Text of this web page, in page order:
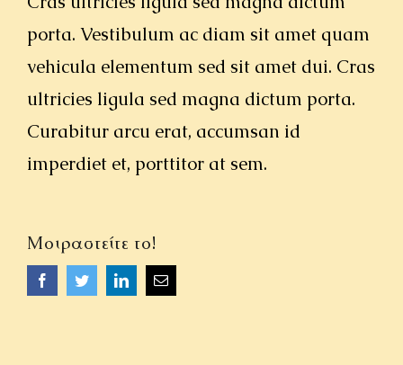
ΟΜΙΛΙΕΣ
ΙΕΡΑΠΟΣΤΟΛΗ
ΕΠΙΚΟΙΝΩΝΙΑ
porta. Vestibulum ac diam sit amet quam
vehicula elementum sed sit amet dui. Cras
ultricies ligula sed magna dictum porta.
Curabitur arcu erat, accumsan id
imperdiet et, porttitor at sem.
Μοιραστείτε το!
FacebookTwitterLinkedInEmail